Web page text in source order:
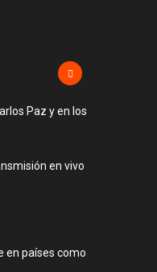
Paz y en los
en vivo
en países como